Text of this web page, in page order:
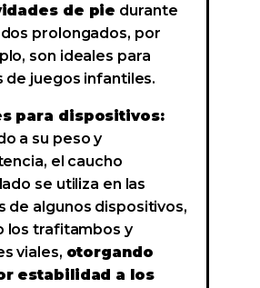
de pie durante
prolongados, por
son ideales para
de juegos infantiles.
para dispositivos:
a su peso y
el caucho
se utiliza en las
de algunos dispositivos,
los trafitambos y
viales, otorgando
estabilidad a los